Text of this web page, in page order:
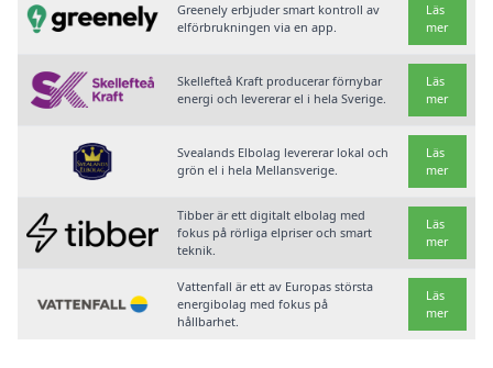
Greenely erbjuder smart kontroll av
elförbrukningen via en app.
Läs
mer
Skellefteå Kraft producerar förnybar
energi och levererar el i hela Sverige.
Läs
mer
Svealands Elbolag levererar lokal och
grön el i hela Mellansverige.
Läs
mer
Tibber är ett digitalt elbolag med
fokus på rörliga elpriser och smart
teknik.
Läs
mer
Vattenfall är ett av Europas största
energibolag med fokus på
hållbarhet.
Läs
mer